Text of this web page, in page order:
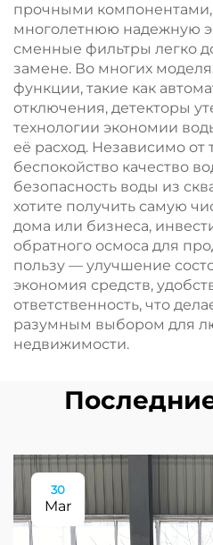
прочными
многолетнюю надежную
сменные фильтры легко
замене. Во многих
функции, такие как
отключения, детекторы
технологии экономии
её расход. Независимо от
беспокойство качество
безопасность воды из
хотите получить самую
дома или бизнеса,
обратного осмоса для
пользу — улучшение
экономия средств,
ответственность, что
разумным выбором для
недвижимости.
30
Mar